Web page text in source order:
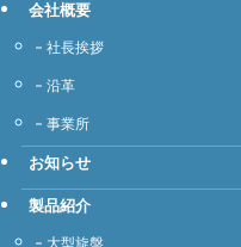
会社概要
社長挨拶
沿革
事業所
お知らせ
製品紹介
大型旋盤